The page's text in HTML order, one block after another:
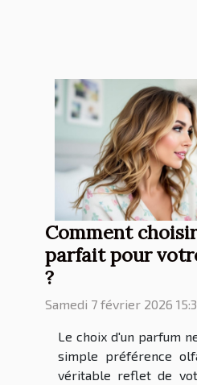
Comment
parfait pour
?
Samedi 7 février 2026
Le choix d'un parfum
simple préférence
véritable reflet de